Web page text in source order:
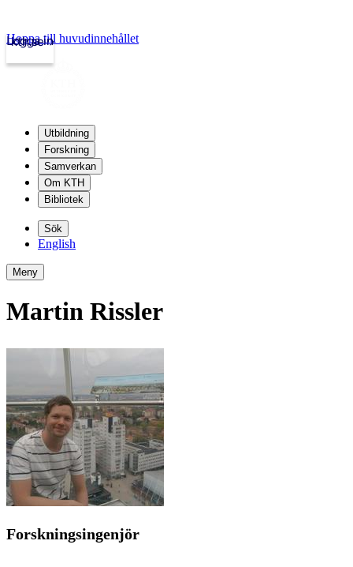
kth.se
Logga in
Hoppa till huvudinnehållet
Utbildning
Forskning
Samverkan
Om KTH
Bibliotek
Sök
English
Meny
Martin Rissler
Forskningsingenjör